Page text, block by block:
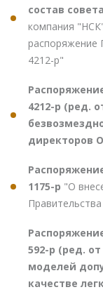
состав
компания
распоряжение
4212-р"
4212-р (ред.
директоров
1175-р "О
592-р (ред.
моделей
качестве